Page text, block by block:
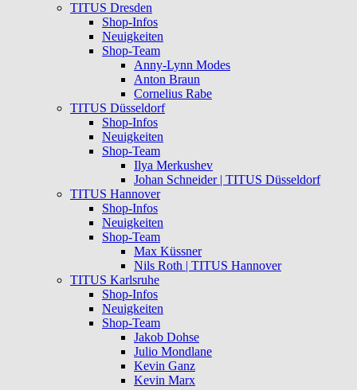
TITUS Dresden
Shop-Infos
Neuigkeiten
Shop-Team
Anny-Lynn Modes
Anton Braun
Cornelius Rabe
TITUS Düsseldorf
Shop-Infos
Neuigkeiten
Shop-Team
Ilya Merkushev
Johan Schneider | TITUS Düsseldorf
TITUS Hannover
Shop-Infos
Neuigkeiten
Shop-Team
Max Küssner
Nils Roth | TITUS Hannover
TITUS Karlsruhe
Shop-Infos
Neuigkeiten
Shop-Team
Jakob Dohse
Julio Mondlane
Kevin Ganz
Kevin Marx